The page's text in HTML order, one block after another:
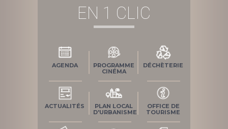
EN 1 CLIC
AGENDA
PROGRAMME
CINÉMA
DÉCHÈTERIE
ACTUALITÉS
PLAN LOCAL
D'URBANISME
OFFICE DE
TOURISME